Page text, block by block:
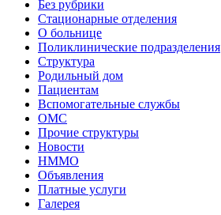
Без рубрики
Стационарные отделения
О больнице
Поликлинические подразделения
Структура
Родильный дом
Пациентам
Вспомогательные службы
ОМС
Прочие структуры
Новости
НММО
Объявления
Платные услуги
Галерея